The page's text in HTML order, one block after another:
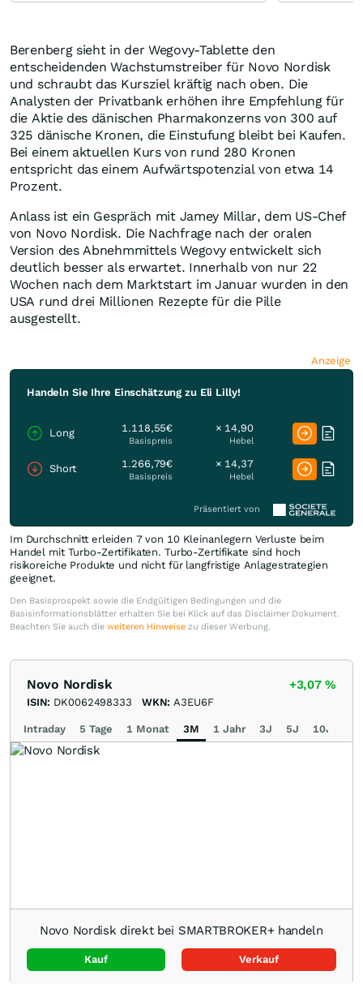
Berenberg sieht in der Wegovy-Tablette den
entscheidenden Wachstumstreiber für Novo Nordisk
und schraubt das Kursziel kräftig nach oben. Die
Analysten der Privatbank erhöhen ihre Empfehlung für
die Aktie des dänischen Pharmakonzerns von 300 auf
325 dänische Kronen, die Einstufung bleibt bei Kaufen.
Bei einem aktuellen Kurs von rund 280 Kronen
entspricht das einem Aufwärtspotenzial von etwa 14
Prozent.
Anlass ist ein Gespräch mit Jamey Millar, dem US-Chef
von Novo Nordisk. Die Nachfrage nach der oralen
Version des Abnehmmittels Wegovy entwickelt sich
deutlich besser als erwartet. Innerhalb von nur 22
Wochen nach dem Marktstart im Januar wurden in den
USA rund drei Millionen Rezepte für die Pille
ausgestellt.
Anzeige
Handeln Sie Ihre Einschätzung zu Eli Lilly!
Long 1.118,55€
Basispreis
× 14,90
Hebel
Short 1.266,79€
Basispreis
× 14,37
Hebel
Präsentiert von
Im Durchschnitt erleiden 7 von 10 Kleinanlegern Verluste beim
Handel mit Turbo-Zertifikaten. Turbo-Zertifikate sind hoch
risikoreiche Produkte und nicht für langfristige Anlagestrategien
geeignet.
Den Basisprospekt sowie die Endgültigen Bedingungen und die
Basisinformationsblätter erhalten Sie bei Klick auf das Disclaimer Dokument.
Beachten Sie auch die weiteren Hinweise zu dieser Werbung.
Novo Nordisk +3,07%
ISIN: DK0062498333 WKN: A3EU6F
Intraday 5 Tage 1 Monat 3M 1 Jahr 3J 5J 10J
Novo Nordisk direkt bei SMARTBROKER+ handeln
Kauf Verkauf